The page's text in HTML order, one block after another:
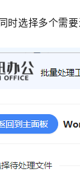
时选择多个需